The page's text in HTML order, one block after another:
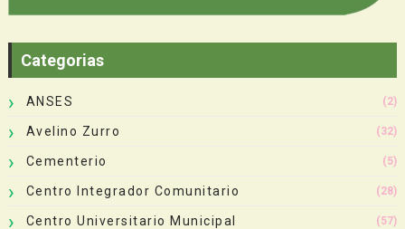
Categorias
ANSES (2)
Avelino Zurro (32)
Cementerio (5)
Centro Integrador Comunitario (28)
Centro Universitario Municipal (57)